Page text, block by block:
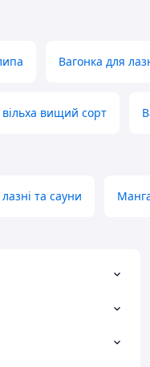
Вагонка для
вільха вищий сорт
та сауни